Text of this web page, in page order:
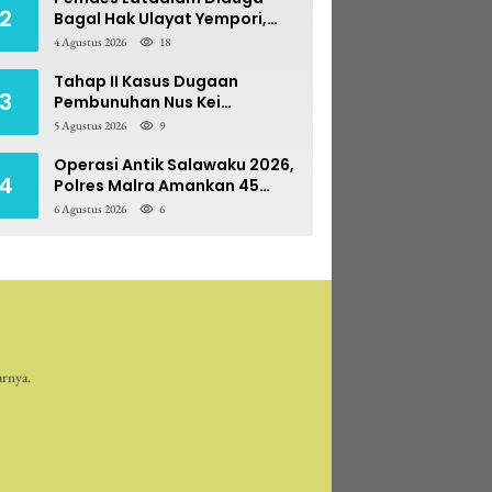
2
Bagal Hak Ulayat Yempori,
Prona BPN Terseret Bara
4 Agustus 2026 18
3
Tahap II Kasus Dugaan
Pembunuhan Nus Kei
Dilimpahkan ke PN Ambon
5 Agustus 2026 9
4
Operasi Antik Salawaku 2026,
Polres Malra Amankan 45
Liter Sopi
6 Agustus 2026 6